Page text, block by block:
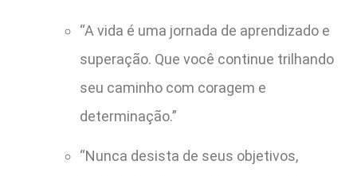
“A vida é uma jornada de aprendizado e
superação. Que você continue trilhando
seu caminho com coragem e
determinação.”
“Nunca desista de seus objetivos,